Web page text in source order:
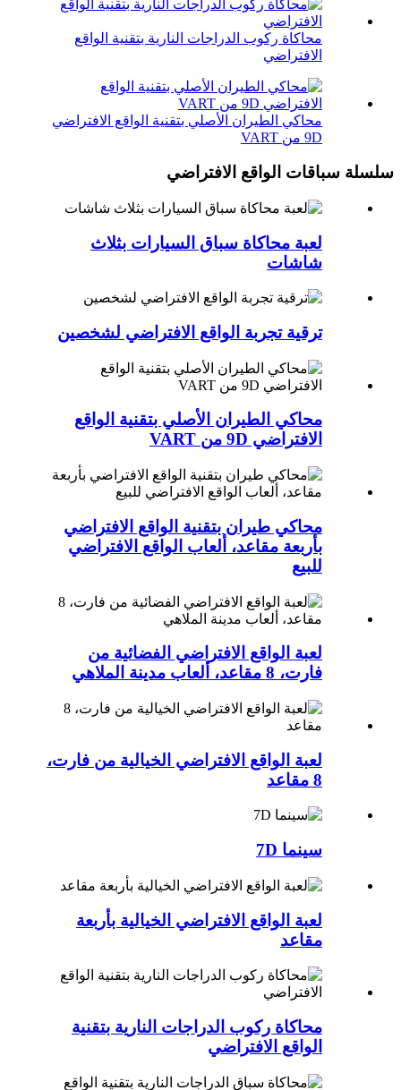
محاكاة ركوب الدراجات النارية بتقنية الواقع
الافتراضي
محاكي الطيران الأصلي بتقنية الواقع الافتراضي
9D من VART
سلسلة سباقات الواقع الافتراضي
لعبة محاكاة سباق السيارات بثلاث
شاشات
ترقية تجربة الواقع الافتراضي لشخصين
محاكي الطيران الأصلي بتقنية الواقع
الافتراضي 9D من VART
محاكي طيران بتقنية الواقع الافتراضي
بأربعة مقاعد، ألعاب الواقع الافتراضي
للبيع
لعبة الواقع الافتراضي الفضائية من
فارت، 8 مقاعد، ألعاب مدينة الملاهي
لعبة الواقع الافتراضي الخيالية من فارت،
8 مقاعد
سينما 7D
لعبة الواقع الافتراضي الخيالية بأربعة
مقاعد
محاكاة ركوب الدراجات النارية بتقنية
الواقع الافتراضي